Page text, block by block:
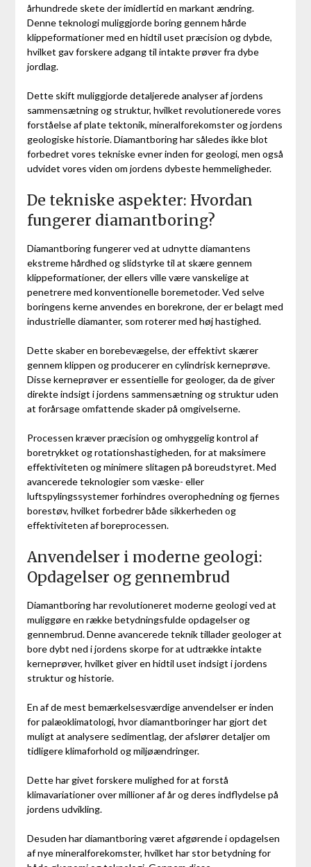
århundrede skete der imidlertid en markant ændring.
Denne teknologi muliggjorde boring gennem hårde
klippeformationer med en hidtil uset præcision og dybde,
hvilket gav forskere adgang til intakte prøver fra dybe
jordlag.
Dette skift muliggjorde detaljerede analyser af jordens
sammensætning og struktur, hvilket revolutionerede vores
forståelse af plate tektonik, mineralforekomster og jordens
geologiske historie. Diamantboring har således ikke blot
forbedret vores tekniske evner inden for geologi, men også
udvidet vores viden om jordens dybeste hemmeligheder.
De tekniske aspekter: Hvordan
fungerer diamantboring?
Diamantboring fungerer ved at udnytte diamantens
ekstreme hårdhed og slidstyrke til at skære gennem
klippeformationer, der ellers ville være vanskelige at
penetrere med konventionelle boremetoder. Ved selve
boringens kerne anvendes en borekrone, der er belagt med
industrielle diamanter, som roterer med høj hastighed.
Dette skaber en borebevægelse, der effektivt skærer
gennem klippen og producerer en cylindrisk kerneprøve.
Disse kerneprøver er essentielle for geologer, da de giver
direkte indsigt i jordens sammensætning og struktur uden
at forårsage omfattende skader på omgivelserne.
Processen kræver præcision og omhyggelig kontrol af
boretrykket og rotationshastigheden, for at maksimere
effektiviteten og minimere slitagen på boreudstyret. Med
avancerede teknologier som væske- eller
luftspylingssystemer forhindres overophedning og fjernes
borestøv, hvilket forbedrer både sikkerheden og
effektiviteten af boreprocessen.
Anvendelser i moderne geologi:
Opdagelser og gennembrud
Diamantboring har revolutioneret moderne geologi ved at
muliggøre en række betydningsfulde opdagelser og
gennembrud. Denne avancerede teknik tillader geologer at
bore dybt ned i jordens skorpe for at udtrække intakte
kerneprøver, hvilket giver en hidtil uset indsigt i jordens
struktur og historie.
En af de mest bemærkelsesværdige anvendelser er inden
for palæoklimatologi, hvor diamantboringer har gjort det
muligt at analysere sedimentlag, der afslører detaljer om
tidligere klimaforhold og miljøændringer.
Dette har givet forskere mulighed for at forstå
klimavariationer over millioner af år og deres indflydelse på
jordens udvikling.
Desuden har diamantboring været afgørende i opdagelsen
af nye mineralforekomster, hvilket har stor betydning for